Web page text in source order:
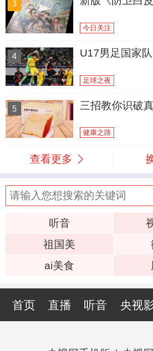
3
今日关注
4 U17男足国家
足球之夜
5 三招教你识破
健康之路
查看更多
听音
祖国美
ai美食
首页 直播 听音 央视